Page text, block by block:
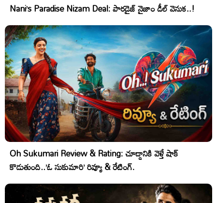
Nani’s Paradise Nizam Deal: పారడైజ్ నైజాం డీల్ వెనుక..!
Oh Sukumari Review & Rating: చూడ్డానికి వెళ్తే షాక్
కొడుతుంది..’ఓ సుకుమారి’ రివ్యూ & రేటింగ్.